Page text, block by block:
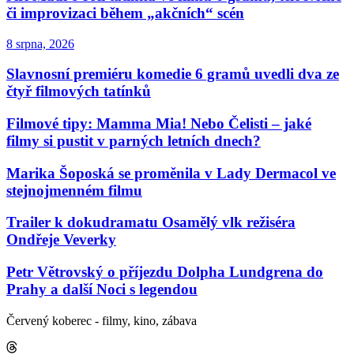
či improvizaci během „akčních“ scén
8 srpna, 2026
Slavnosní premiéru komedie 6 gramů uvedli dva ze
čtyř filmových tatínků
Filmové tipy: Mamma Mia! Nebo Čelisti – jaké
filmy si pustit v parných letních dnech?
Marika Šoposká se proměnila v Lady Dermacol ve
stejnojmenném filmu
Trailer k dokudramatu Osamělý vlk režiséra
Ondřeje Veverky
Petr Větrovský o příjezdu Dolpha Lundgrena do
Prahy a další Noci s legendou
Červený koberec - filmy, kino, zábava